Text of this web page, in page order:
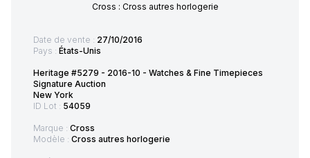
Cross : Cross autres horlogerie
Date de vente : 27/10/2016
Pays : États-Unis
Heritage #5279 - 2016-10 - Watches & Fine Timepieces
Signature Auction
New York
ID Lot : 54059
Marque : Cross
Modèle : Cross autres horlogerie